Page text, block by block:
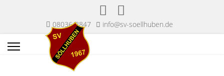
08036/8847 info@sv-soellhuben.de